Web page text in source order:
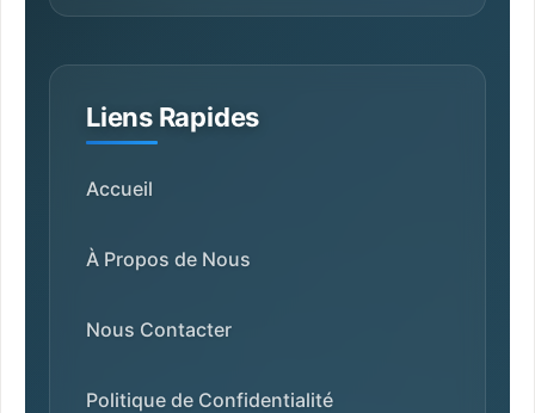
Liens Rapides
Accueil
À Propos de Nous
Nous Contacter
Politique de Confidentialité